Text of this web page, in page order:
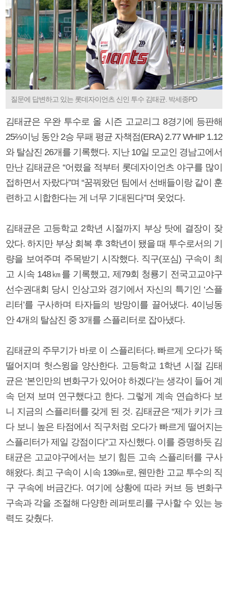
질문에 답변하고 있는 롯데자이언츠 신인 투수 김태균. 박세종PD
김태균은 우완 투수로 올 시즌 고교리그 8경기에 등판해
25⅔이닝 동안 2승 무패 평균 자책점(ERA) 2.77 WHIP 1.12
와 탈삼진 26개를 기록했다. 지난 10일 모교인 경남고에서
만난 김태균은 “어렸을 적부터 롯데자이언츠 야구를 많이
접하면서 자랐다”며 “꿈꿔왔던 팀에서 선배들이랑 같이 훈
련하고 시합한다는 게 너무 기대된다”며 웃었다.
김태균은 고등학교 2학년 시절까지 부상 탓에 결장이 잦
았다. 하지만 부상 회복 후 3학년이 됐을 때 투수로서의 기
량을 보여주며 주목받기 시작했다. 직구(포심) 구속이 최
고 시속 148㎞를 기록했고, 제79회 청룡기 전국고교야구
선수권대회 당시 인상고와 경기에서 자신의 특기인 ‘스플
리터’를 구사하며 타자들의 방망이를 끌어냈다. 4이닝동
안 4개의 탈삼진 중 3개를 스플리터로 잡아냈다.
김태균의 주무기가 바로 이 스플리터다. 빠르게 오다가 뚝
떨어지며 헛스윙을 양산한다. 고등학교 1학년 시절 김태
균은 ‘본인만의 변화구가 있어야 하겠다’는 생각이 들어 계
속 던져 보며 연구했다고 한다. 그렇게 계속 연습하다 보
니 지금의 스플리터를 갖게 된 것. 김태균은 “제가 키가 크
다 보니 높은 타점에서 직구처럼 오다가 빠르게 떨어지는
스플리터가 제일 강점이다”고 자신했다. 이를 증명하듯 김
태균은 고교야구에서는 보기 힘든 고속 스플리터를 구사
해왔다. 최고 구속이 시속 139㎞로, 웬만한 고교 투수의 직
구 구속에 버금간다. 여기에 상황에 따라 커브 등 변화구
구속과 각을 조절해 다양한 레퍼토리를 구사할 수 있는 능
력도 갖췄다.